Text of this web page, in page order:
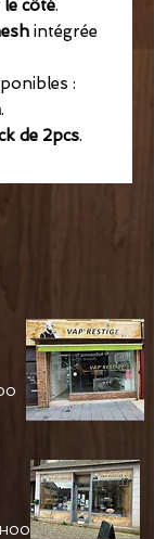
côté.
intégrée
:
.
de 2pcs.